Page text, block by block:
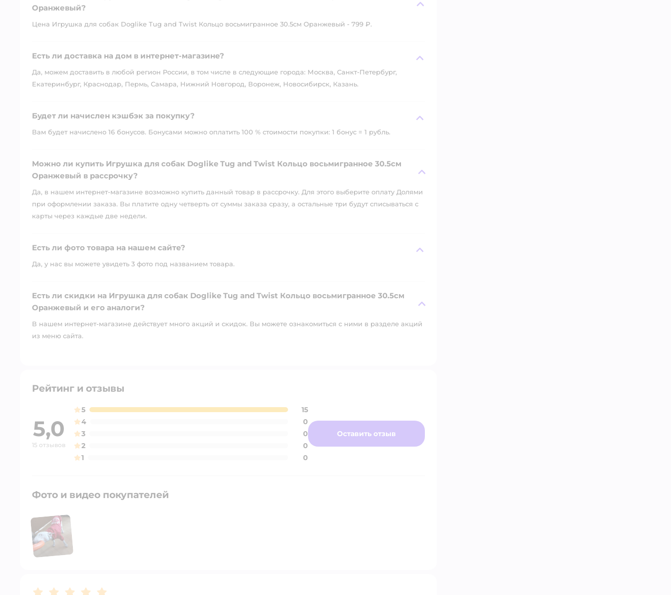
Оранжевый?
Цена Игрушка для собак Doglike Tug and Twist Кольцо восьмигранное 30.5см Оранжевый - 799 ₽.
Есть ли доставка на дом в интернет-магазине?
Да, можем доставить в любой регион России, в том числе в следующие города: Москва, Санкт-Петербург,
Екатеринбург, Краснодар, Пермь, Самара, Нижний Новгород, Воронеж, Новосибирск, Казань.
Будет ли начислен кэшбэк за покупку?
Вам будет начислено 16 бонусов. Бонусами можно оплатить 100 % стоимости покупки: 1 бонус = 1 рубль.
Можно ли купить Игрушка для собак Doglike Tug and Twist Кольцо восьмигранное 30.5см
Оранжевый в рассрочку?
Да, в нашем интернет-магазине возможно купить данный товар в рассрочку. Для этого выберите оплату Долями
при оформлении заказа. Вы платите одну четверть от суммы заказа сразу, а остальные три будут списываться с
карты через каждые две недели.
Есть ли фото товара на нашем сайте?
Да, у нас вы можете увидеть 3 фото под названием товара.
Есть ли скидки на Игрушка для собак Doglike Tug and Twist Кольцо восьмигранное 30.5см
Оранжевый и его аналоги?
В нашем интернет-магазине действует много акций и скидок. Вы можете ознакомиться с ними в разделе акций
из меню сайта.
Рейтинг и отзывы
5,0
15 отзывов
5
15
4
0
3
0
2
0
1
0
Оставить отзыв
Фото и видео покупателей
Рейтинг:5